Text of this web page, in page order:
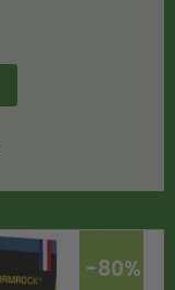
-80%